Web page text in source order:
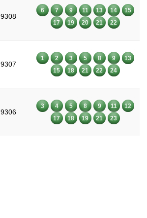
9308
6 7 9 11 13 14
15
17
19 20 21 22
9307
1 2 3 5 8 9
13
15
18 21 22 24
9306
3 4 5 8 9 11
12
17
18 19 21 23